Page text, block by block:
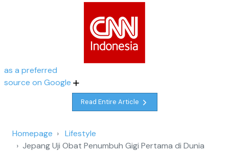
as a preferred
source on Google
Read Entire Article
Homepage
Lifestyle
Jepang Uji Obat Penumbuh Gigi Pertama di Dunia